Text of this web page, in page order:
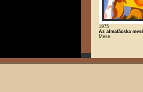
1975
Az almafácska
Mese